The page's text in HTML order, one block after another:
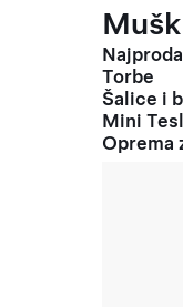
Torbe
Šalice i
Mini
Oprema